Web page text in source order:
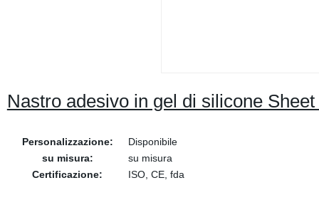
Nastro adesivo in gel di silicone
Personalizzazione:
Disponibile
su misura:
su misura
Certificazione:
ISO, CE, fda